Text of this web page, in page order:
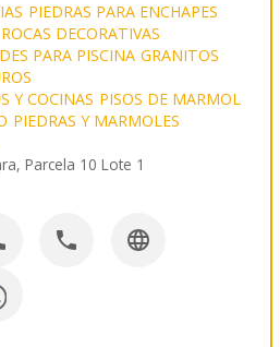
PIEDRAS PARA ENCHAPES
DECORATIVAS
PARA PISCINA GRANITOS
Y COCINAS PISOS DE MARMOL
PIEDRAS Y MARMOLES
Parcela 10 Lote 1
 